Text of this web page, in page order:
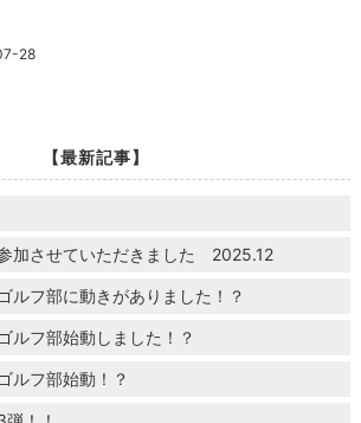
28
【最新記事】
加させていただきました 2025.12
ルフ部に動きがありました！？
ルフ部始動しました！？
ルフ部始動！？